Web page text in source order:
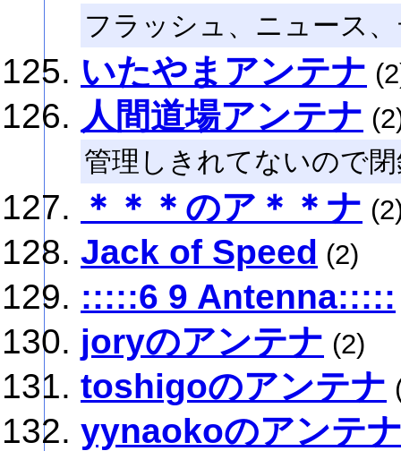
フラッシュ、ニュース
いたやまアンテナ
人間道場アンテナ
管理しきれてないので
＊＊＊のア＊＊ナ
Jack of Speed (2)
:::::6 9 Antenna:::::
joryのアンテナ (2)
toshigoのアンテナ
yynaokoのアンテ